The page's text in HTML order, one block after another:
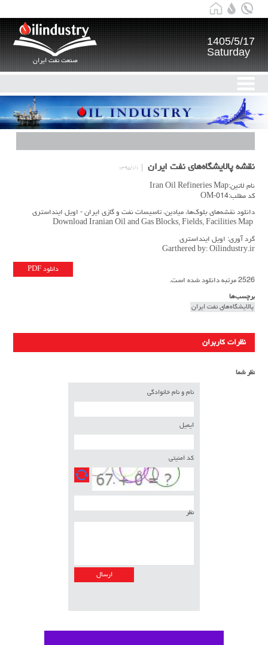
صنعت نفت ایران
1405/5/17
Saturday
نقشه پالایشگاه‌های نفت ایران ۱۳۹۵/۱/۱
نام لاتین:Iran Oil Refineries Map
کد مطلب:OM-014
دانلود نقشه‌های بلوک‌ها، میادین، تاسیسات نفت و گازی ایران - اویل اینداستری
Download Iranian Oil and Gas Blocks, Fields, Facilities Map
گرد آوری: اویل اینداستری
Garthered by: Oilindustry.ir
دانلود PDF
2526 مرتبه دانلود شده است.
برچسب‌ها
پالایشگاه‌های نفت ایران
نظرات کاربران
نظر شما
نام و نام خانوادگی
ایمیل
کد امنیتی
نظر